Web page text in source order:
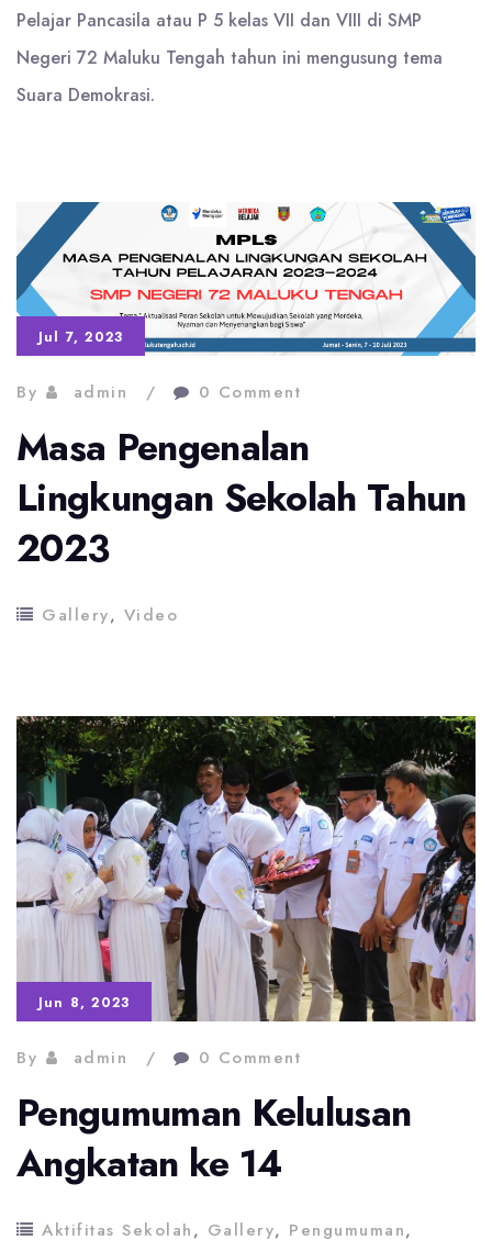
Pelajar Pancasila atau P 5 kelas VII dan VIII di SMP
Negeri 72 Maluku Tengah tahun ini mengusung tema
Suara Demokrasi.
Jul 7, 2023
By admin 0 Comment
Masa Pengenalan
Lingkungan Sekolah Tahun
2023
Gallery, Video
Jun 8, 2023
By admin 0 Comment
Pengumuman Kelulusan
Angkatan ke 14
Aktifitas Sekolah, Gallery, Pengumuman,